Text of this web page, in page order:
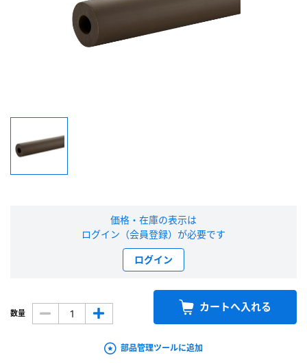
価格・在庫の表示は
ログイン（会員登録）が必要です
ログイン
数量 カートへ入れる
部品管理ツールに追加
ダウンロードする
があります。また当社の判断によりお断りする場合があります。
ログイン
※パスワードをお忘れの方は、パスワード再発行ページ
お問い合わせページ